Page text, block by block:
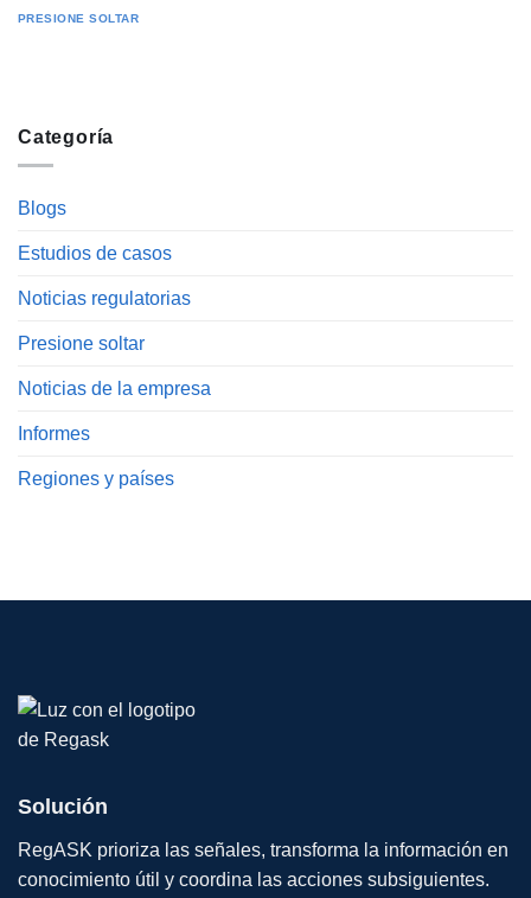
Categoría
Blogs
Estudios de casos
Noticias regulatorias
Presione soltar
Noticias de la empresa
Informes
Regiones y países
PRESIONE SOLTAR
Solución
RegASK prioriza las señales, transforma la información en
conocimiento útil y coordina las acciones subsiguientes.